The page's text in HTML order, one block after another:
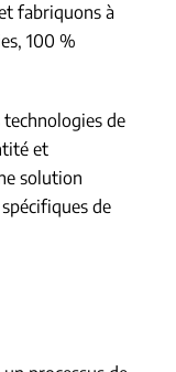
fabriquons à
100 %
de
et
solution
de